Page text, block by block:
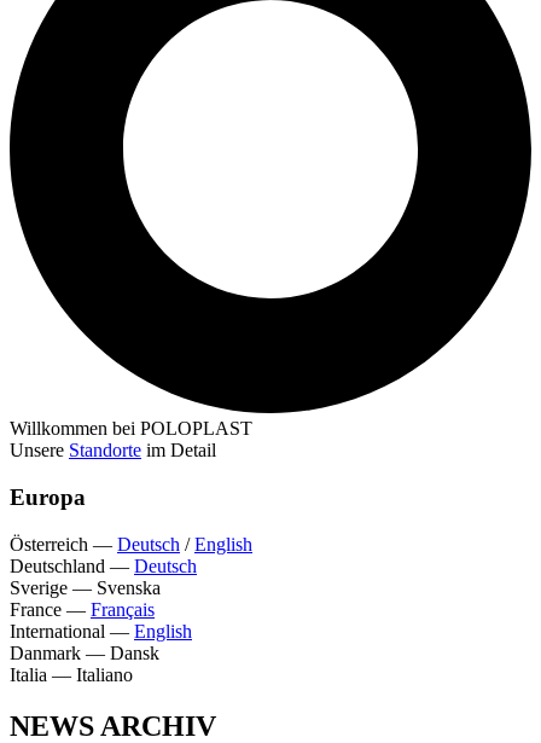
Willkommen bei POLOPLAST
Unsere Standorte im Detail
Europa
Österreich — Deutsch /English
Deutschland — Deutsch
Sverige — Svenska
France — Français
International — English
Danmark — Dansk
Italia — Italiano
NEWS ARCHIV